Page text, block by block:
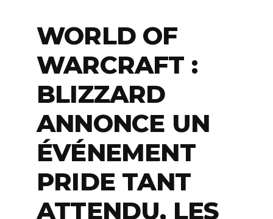
WORLD OF
WARCRAFT :
BLIZZARD
ANNONCE UN
ÉVÉNEMENT
PRIDE TANT
ATTENDU, LES